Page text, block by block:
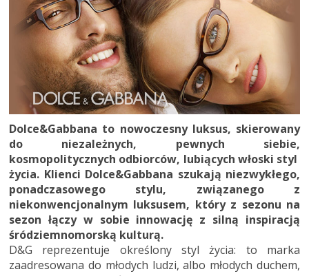
Dolce&Gabbana to nowoczesny luksus, skierowany
do niezależnych, pewnych siebie,
kosmopolitycznych odbiorców, lubiących włoski styl
życia. Klienci Dolce&Gabbana szukają niezwykłego,
ponadczasowego stylu, związanego z
niekonwencjonalnym luksusem, który z sezonu na
sezon łączy w sobie innowację z silną inspiracją
śródziemnomorską kulturą.
D&G reprezentuje określony styl życia: to marka
zaadresowana do młodych ludzi, albo młodych duchem,